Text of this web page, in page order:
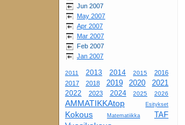
Jun 2007
May 2007
Apr 2007
Mar 2007
Feb 2007
Jan 2007
2011 2013 2014 2015
2016
2017
2018 2019 2020 2021
2022 2023 2024 2025 2026
AMMATIKKAtop Esitykset
Kokous Matematiikka TAF